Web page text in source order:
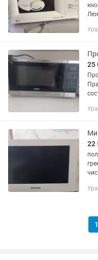
25
в
22
1